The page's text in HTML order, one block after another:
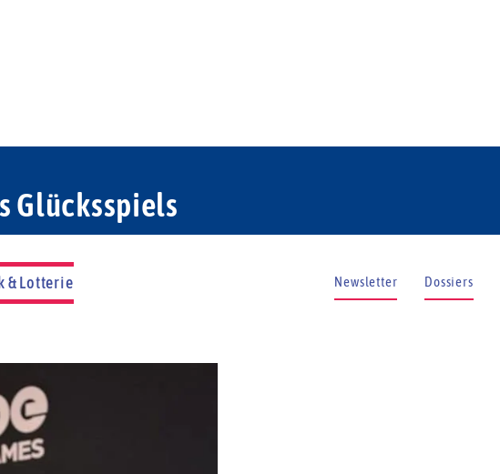
Glücksspiels
& Lotterie Newsletter Dossiers